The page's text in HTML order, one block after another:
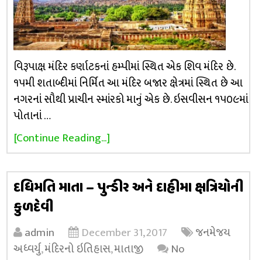
વિરૂપાક્ષ મંદિર કર્ણાટકનાં હમ્પીમાં સ્થિત એક શિવ મંદિર છે.
૧૫મી શતાબ્દીમાં નિર્મિત આ મંદિર બજાર ક્ષેત્રમાં સ્થિત છે આ
નગરનાં સૌથી પ્રાચીન સ્માંરકો માનું એક છે. ઇસવીસન ૧૫૦૯માં
પોતાનાં …
[Continue Reading...]
દધિમતિ માતા – પુન્ડીર અને દાહીમા ક્ષત્રિયોની
કુળદેવી
admin December 31, 2017
જનમેજય
અધ્વર્યુ,મંદિરનો ઇતિહાસ,માતાજી
No